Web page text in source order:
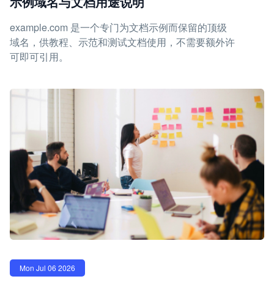
example.com 是一个专门为文档示例而保留的顶级
域名，供教程、示范和测试文档使用，不需要额外许
可即可引用。
Mon Jul 06 2026